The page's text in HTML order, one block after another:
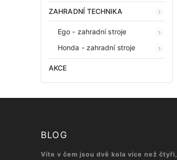
ZAHRADNÍ TECHNIKA
Ego - zahradní stroje
Honda - zahradní stroje
AKCE
BLOG
Víte v čem jsou dvě kola více než čtyři,